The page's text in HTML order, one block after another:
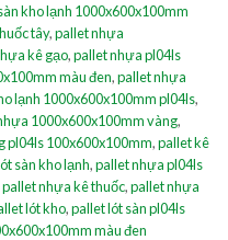
kho lạnh 1000x600x100mm
tây,pallet nhựa
kê gạo,pallet nhựa pl04ls
màu đen,pallet nhựa
lạnh 1000x600x100mm pl04ls,
1000x600x100mm vàng,
pl04ls 100x600x100mm,pallet kê
sàn kho lạnh,pallet nhựa pl04ls
pallet nhựa kê thuốc,pallet nhựa
lót kho,pallet lót sàn pl04ls
màu đen